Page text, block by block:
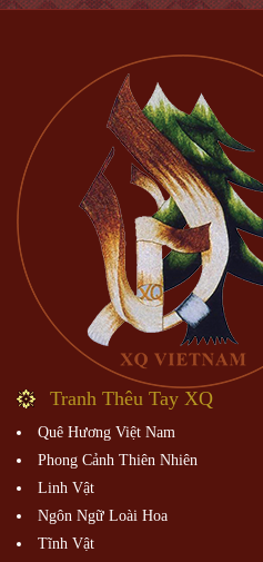
Tranh Thêu Tay XQ
Quê Hương Việt Nam
Phong Cảnh Thiên Nhiên
Linh Vật
Ngôn Ngữ Loài Hoa
Tĩnh Vật